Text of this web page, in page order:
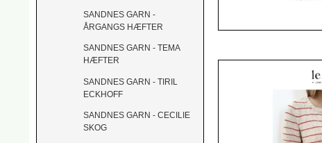
SANDNES GARN -
ÅRGANGS HÆFTER
SANDNES GARN - TEMA
HÆFTER
SANDNES GARN - TIRIL
ECKHOFF
SANDNES GARN - CECILIE
SKOG